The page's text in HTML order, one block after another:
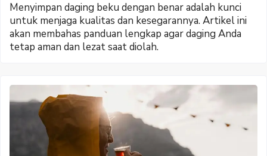
Menyimpan daging beku dengan benar adalah kunci
untuk menjaga kualitas dan kesegarannya. Artikel ini
akan membahas panduan lengkap agar daging Anda
tetap aman dan lezat saat diolah.